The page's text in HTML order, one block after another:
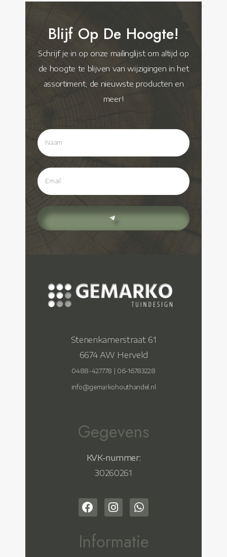
Blijf Op De Hoogte!
Schrijf je in op onze mailinglijst om altijd op
de hoogte te blijven van wijzigingen in het
assortiment, de nieuwste producten en
meer!
Stenenkamerstraat 61
6674 AW Herveld
0488-427778 06-16783228
info@gemarkohouthandel.nl
Gegevens
KVK-nummer:
30260261
Informatie